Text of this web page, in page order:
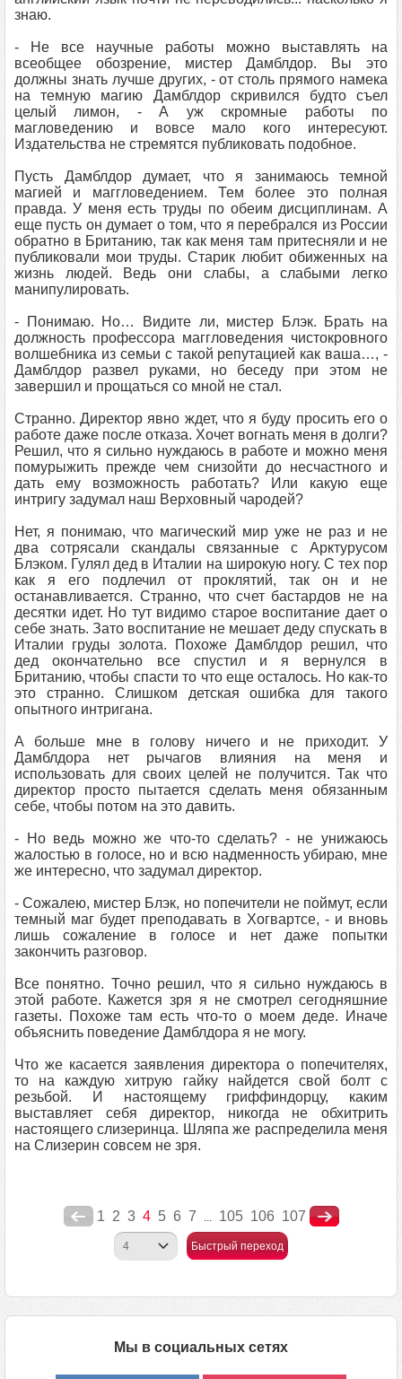
знаю.
- Не все научные работы можно выставлять на
всеобщее обозрение, мистер Дамблдор. Вы это
должны знать лучше других, - от столь прямого намека
на темную магию Дамблдор скривился будто съел
целый лимон, - А уж скромные работы по
магловедению и вовсе мало кого интересуют.
Издательства не стремятся публиковать подобное.
Пусть Дамблдор думает, что я занимаюсь темной
магией и маггловедением. Тем более это полная
правда. У меня есть труды по обеим дисциплинам. А
еще пусть он думает о том, что я перебрался из России
обратно в Британию, так как меня там притесняли и не
публиковали мои труды. Старик любит обиженных на
жизнь людей. Ведь они слабы, а слабыми легко
манипулировать.
- Понимаю. Но… Видите ли, мистер Блэк. Брать на
должность профессора маггловедения чистокровного
волшебника из семьи с такой репутацией как ваша…, -
Дамблдор развел руками, но беседу при этом не
завершил и прощаться со мной не стал.
Странно. Директор явно ждет, что я буду просить его о
работе даже после отказа. Хочет вогнать меня в долги?
Решил, что я сильно нуждаюсь в работе и можно меня
помурыжить прежде чем снизойти до несчастного и
дать ему возможность работать? Или какую еще
интригу задумал наш Верховный чародей?
Нет, я понимаю, что магический мир уже не раз и не
два сотрясали скандалы связанные с Арктурусом
Блэком. Гулял дед в Италии на широкую ногу. С тех пор
как я его подлечил от проклятий, так он и не
останавливается. Странно, что счет бастардов не на
десятки идет. Но тут видимо старое воспитание дает о
себе знать. Зато воспитание не мешает деду спускать в
Италии груды золота. Похоже Дамблдор решил, что
дед окончательно все спустил и я вернулся в
Британию, чтобы спасти то что еще осталось. Но как-то
это странно. Слишком детская ошибка для такого
опытного интригана.
А больше мне в голову ничего и не приходит. У
Дамблдора нет рычагов влияния на меня и
использовать для своих целей не получится. Так что
директор просто пытается сделать меня обязанным
себе, чтобы потом на это давить.
- Но ведь можно же что-то сделать? - не унижаюсь
жалостью в голосе, но и всю надменность убираю, мне
же интересно, что задумал директор.
- Сожалею, мистер Блэк, но попечители не поймут, если
темный маг будет преподавать в Хогвартсе, - и вновь
лишь сожаление в голосе и нет даже попытки
закончить разговор.
Все понятно. Точно решил, что я сильно нуждаюсь в
этой работе. Кажется зря я не смотрел сегодняшние
газеты. Похоже там есть что-то о моем деде. Иначе
объяснить поведение Дамблдора я не могу.
Что же касается заявления директора о попечителях,
то на каждую хитрую гайку найдется свой болт с
резьбой. И настоящему гриффиндорцу, каким
выставляет себя директор, никогда не обхитрить
настоящего слизеринца. Шляпа же распределила меня
на Слизерин совсем не зря.
1 2 3 4 5 6 7 ... 105 106 107
Быстрый переход
Мы в социальных сетях